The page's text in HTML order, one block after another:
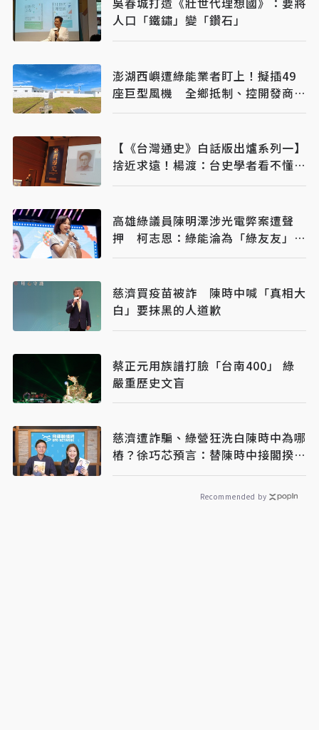
人口「鐵鏽」變「鑽石」
澎湖西嶼遭綠能業者盯上！擬插49
座巨型風機 全鄉抵制、控開發商打
消耗戰
【《台灣通史》白話版出爐系列一】
捨近求遠！楊渡：台史學者看不懂古
文，反求助英、西、荷原文
高雄綠議員陳明澤涉光電弊案遭聲
押 柯志恩：綠能淪為「綠友友」牟
利工具
慈濟買疫苗被詐 陳時中喊「真相大
白」要抹黑的人道歉
蔡正元用族譜打臉「台南400」 綠
嚴重歷史文盲
慈濟遭詐騙、綠營狂洗白陳時中為哪
樁？徐巧芯預言：替陳時中接閣揆鋪
路
Recommended by